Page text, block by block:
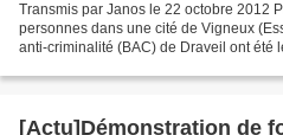
Transmis par Janos le 22 octobre 2012
personnes dans une cité de Vigneux
anti-criminalité (BAC) de Draveil ont été
[Actu]Démonstration de